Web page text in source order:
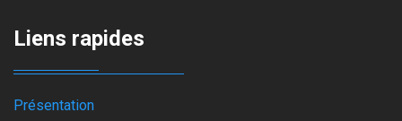
Liens rapides
Présentation